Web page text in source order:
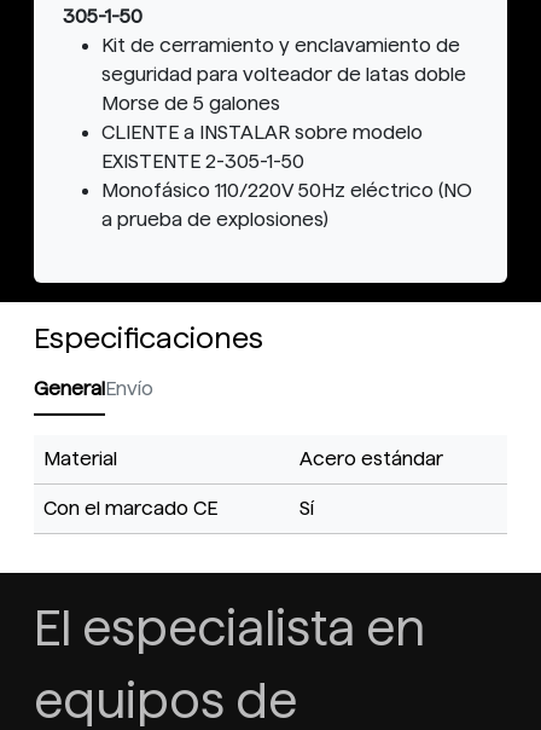
305-1-50
Kit de cerramiento y enclavamiento de
seguridad para volteador de latas doble
Morse de 5 galones
CLIENTE a INSTALAR sobre modelo
EXISTENTE 2-305-1-50
Monofásico 110/220V 50Hz eléctrico (NO
a prueba de explosiones)
Especificaciones
GeneralEnvío
Material Acero estándar
Con el marcado CE Sí
El especialista en
equipos de